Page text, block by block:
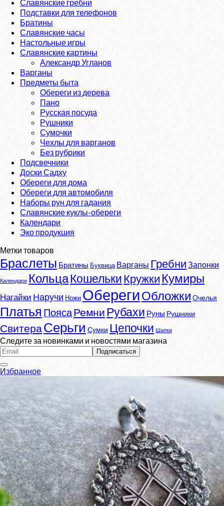
Славянские гребни
Подставки для телефонов
Братины
Славянские часы
Настольные игры
Славянские картины
Александр Угланов
Варганы
Предметы быта
Обереги из дерева
Пано
Русская посуда
Рушники
Сумочки
Чехлы для варганов
Без рубрики
Подсвечники
Доски Садху
Обереги для дома
Обереги для автомобиля
Наборы рун для гадания
Славянские куклы-обереги
Календари
Эко продукция
Метки товаров
Браслеты Братины Буквица Варганы Гребни Запонки
Календари КольцаКошелькиКружки Кумиры
Нагайки Наручи Ножи ОберегиОбложки Очелья
Платья ПоясаРемни Рубахи Руны Рушники
СвитераСерьги Сумки Цепочки Шапки
Следите за новинками и новостями магазина
Избранное